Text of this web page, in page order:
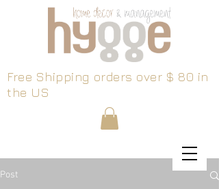
Free Shipping orders over $ 80 in
the US
Post